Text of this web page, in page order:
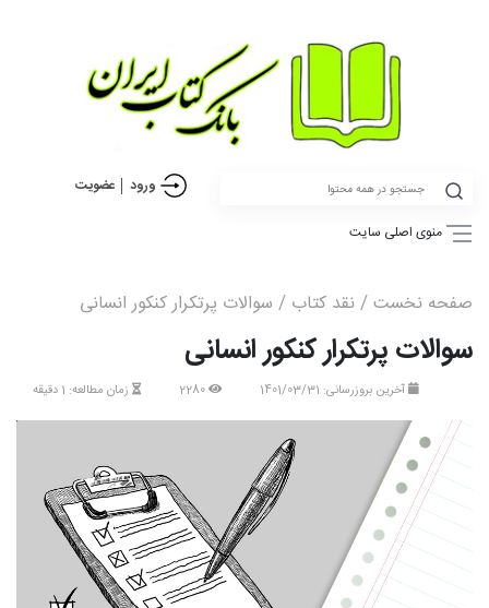
ورود عضویت
منوی اصلی سایت
صفحه نخست/نقد کتاب / سوالات پرتکرار کنکور انسانی
سوالات پرتکرار کنکور انسانی
آخرین بروزرسانی: 1401/03/31 زمان مطالعه: 1 دقیقه